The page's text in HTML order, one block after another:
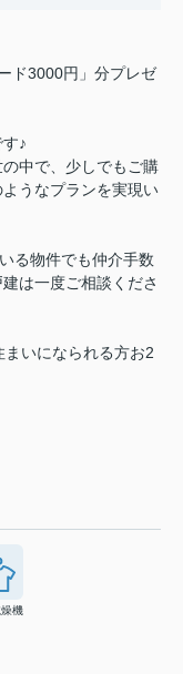
ド3000円」分プレゼ
♪
中で、少しでもご購
うなプランを実現い
る物件でも仲介手数
は一度ご相談くださ
いになられる方お2
機